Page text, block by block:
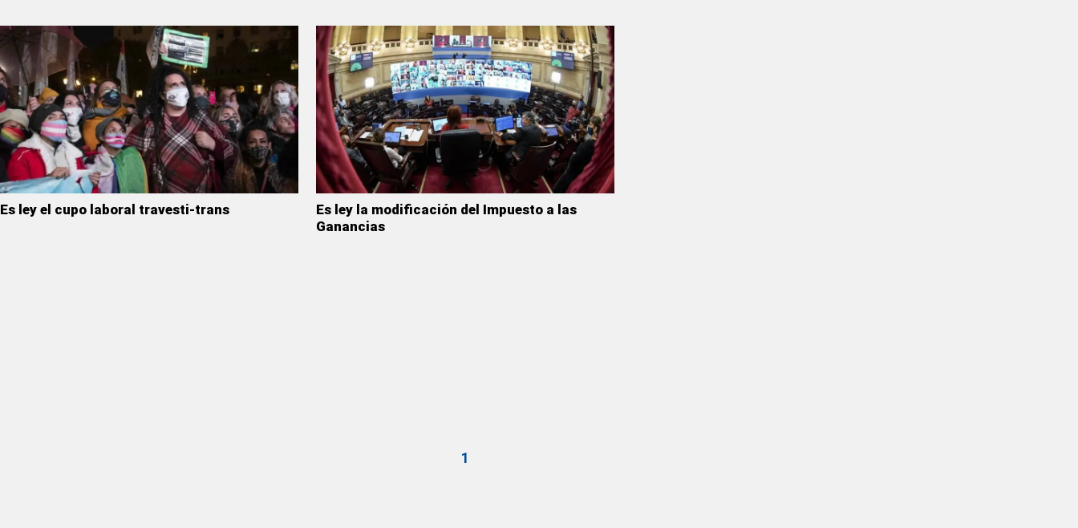
Es ley el cupo laboral travesti-trans
Es ley la modificación del Impuesto a las
Ganancias
1